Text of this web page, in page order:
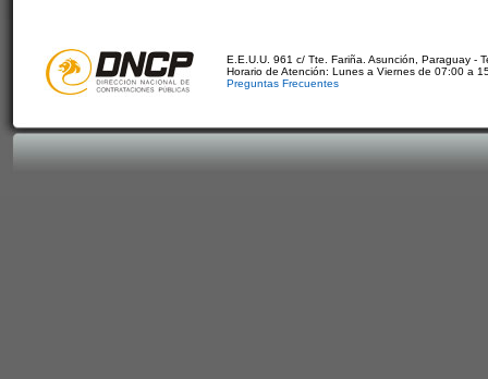
E.E.U.U. 961 c/ Tte. Fariña. Asunción, Paraguay -
Horario de Atención: Lunes a Viernes de 07:00 a
Preguntas Frecuentes